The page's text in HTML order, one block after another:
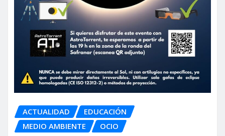
ACTUALIDAD
EDUCACIÓN
MEDIO AMBIENTE
OCIO